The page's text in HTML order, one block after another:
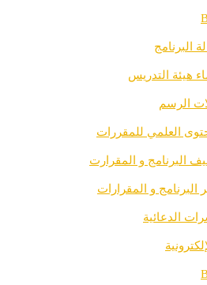
البرنامج
هيئة التدريس
الرسم
العلمي للمقررات
البرنامج و المقرارت
البرنامج و المقرارات
الدعائية